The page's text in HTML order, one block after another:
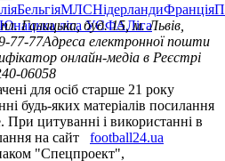
БельгіяМЛСНідерландиФранція
Юнацька ліга УЄФАЛіга
пл. Галицька, буд. 15, м. Львів,
77-77Адреса електронної пошти
онлайн-медіа в Реєстрі
06058
для осіб старше 21 року
будь-яких матеріалів посилання
цитуванні і використанні в
на сайт
football24.ua
"Спецпроект",